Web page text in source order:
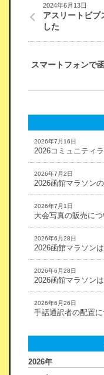
2024年6月13日
アスリートビブ
した
スマートフォンで
2026年7月16日
2026コミュニティ
2026年7月2日
2026函館マラソン
2026年7月1日
大会写真の販売につ
2026年6月28日
2026函館マラソン
2026年6月28日
2026函館マラソン
2026年6月26日
手話通訳者の配置
2026年